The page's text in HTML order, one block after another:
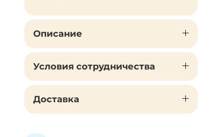
Описание
Условия сотрудничества
Доставка